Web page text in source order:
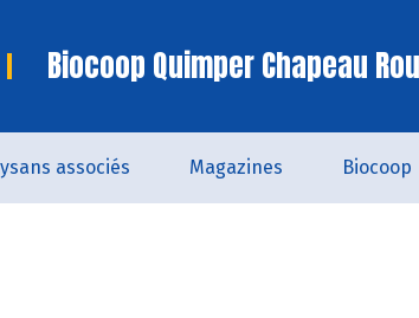
Biocoop Quimper Chapeau
associés Magazines Biocoop